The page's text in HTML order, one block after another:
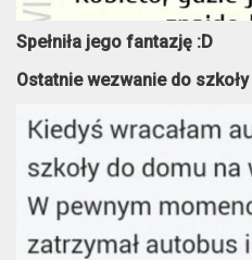
Spełniła jego fantazję :D
Ostatnie wezwanie do szkoły